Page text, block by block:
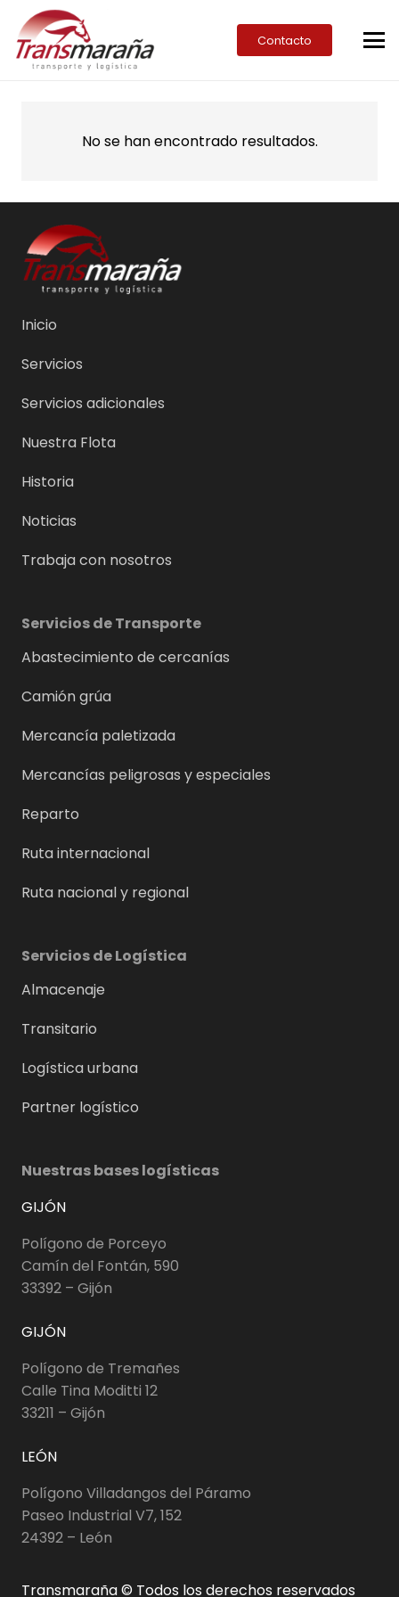
Contacto
No se han encontrado resultados.
Inicio
Servicios
Servicios adicionales
Nuestra Flota
Historia
Noticias
Trabaja con nosotros
Servicios de Transporte
Abastecimiento de cercanías
Camión grúa
Mercancía paletizada
Mercancías peligrosas y especiales
Reparto
Ruta internacional
Ruta nacional y regional
Servicios de Logística
Almacenaje
Transitario
Logística urbana
Partner logístico
Nuestras bases logísticas
GIJÓN
Polígono de Porceyo
Camín del Fontán, 590
33392 – Gijón
GIJÓN
Polígono de Tremañes
Calle Tina Moditti 12
33211 – Gijón
LEÓN
Polígono Villadangos del Páramo
Paseo Industrial V7, 152
24392 – León
Transmaraña © Todos los derechos reservados